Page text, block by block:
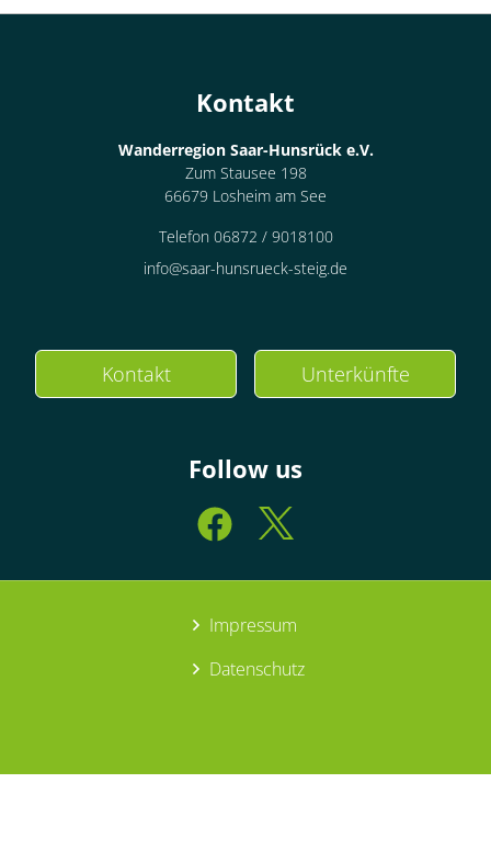
Kontakt
Wanderregion Saar-Hunsrück e.V.
Zum Stausee 198
66679 Losheim am See
Telefon 06872 / 9018100
info@saar-hunsrueck-steig.de
Kontakt Unterkünfte
Follow us
Impressum
Datenschutz